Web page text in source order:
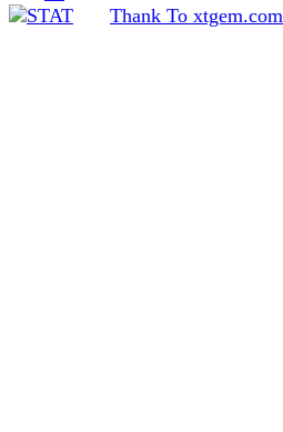
Thank To xtgem.com